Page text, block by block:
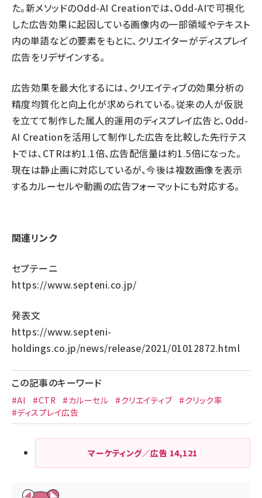
た。新メソッドのOdd-AI Creationでは、Odd-AIで可視化
した広告効果に起因している画像内の一部領域やテキスト
内の単語などの要素をもとに、クリエイターがディスプレイ
広告をリデザインする。
広告効果を最大化するには、クリエイティブの効果分析の
精度均質化と向上化が求められている。従来の人が仮説
を立てて制作した属人的運用のディスプレイ広告と、Odd-
AI Creationを活用して制作した広告を比較した先行テス
トでは、CTRは約1.1倍、広告配信量は約1.5倍になった。
現在は静止画に対応しているが、今後は複数画像を表示
するカルーセルや動画の広告フォーマットにも対応する。
関連リンク
セプテーニ
https://www.septeni.co.jp/
発表文
https://www.septeni-
holdings.co.jp/news/release/2021/01012872.html
この記事のキーワード
#AI #CTR #カルーセル #クリエイティブ
#クリック率
#ディスプレイ広告
マーケティング／広告 14,121